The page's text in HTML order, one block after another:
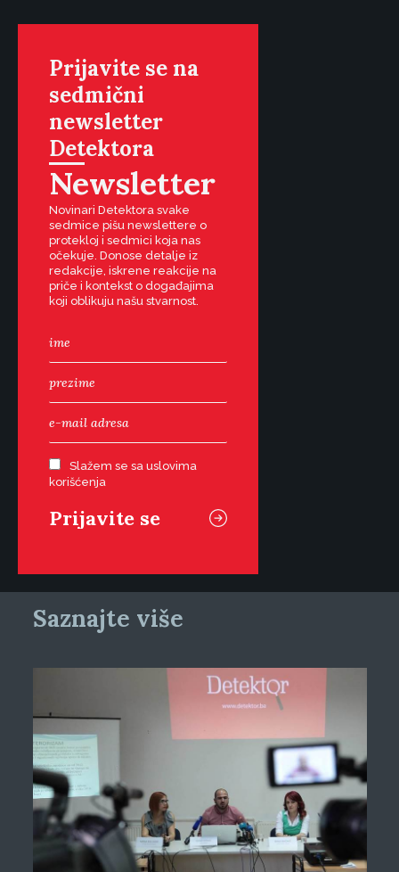
Prijavite se na
sedmični
newsletter
Detektora
Newsletter
Novinari Detektora svake
sedmice pišu newslettere o
protekloj i sedmici koja nas
očekuje. Donose detalje iz
redakcije, iskrene reakcije na
priče i kontekst o događajima
koji oblikuju našu stvarnost.
Slažem se sa uslovima
korišćenja
Saznajte više